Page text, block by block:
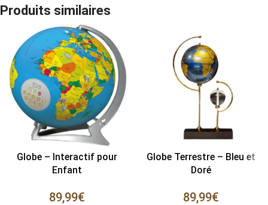
Produits similaires
Globe – Interactif pour
Enfant
89,99€
Globe Terrestre – Bleu et
Doré
89,99€